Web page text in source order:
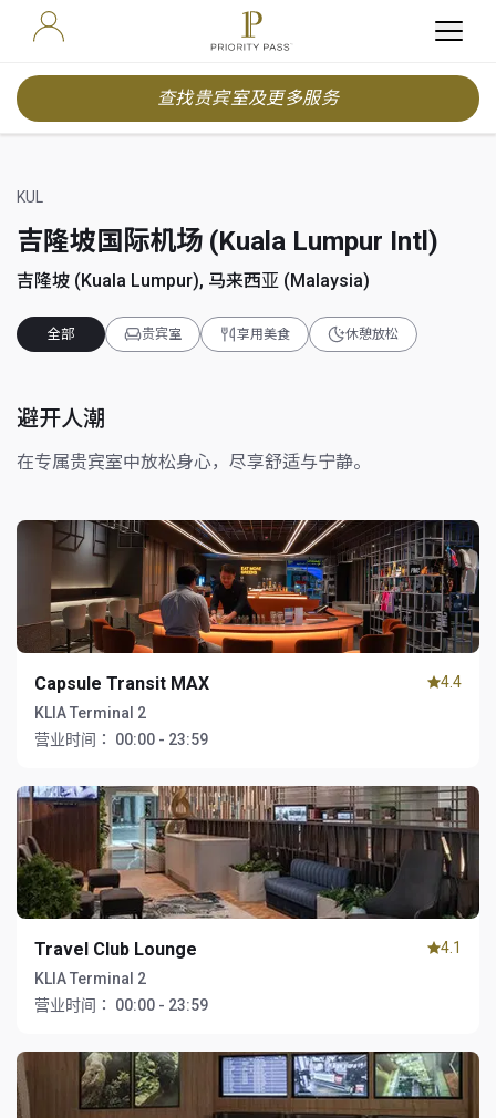
查找贵宾室及更多服务
KUL
吉隆坡国际机场 (Kuala Lumpur Intl)
吉隆坡 (Kuala Lumpur), 马来西亚 (Malaysia)
全部 贵宾室 享用美食 休憩放松
避开人潮
在专属贵宾室中放松身心，尽享舒适与宁静。
Capsule Transit MAX
KLIA Terminal 2
营业时间：
00:00 - 23:59
4.4
Travel Club Lounge
KLIA Terminal 2
营业时间：
00:00 - 23:59
4.1